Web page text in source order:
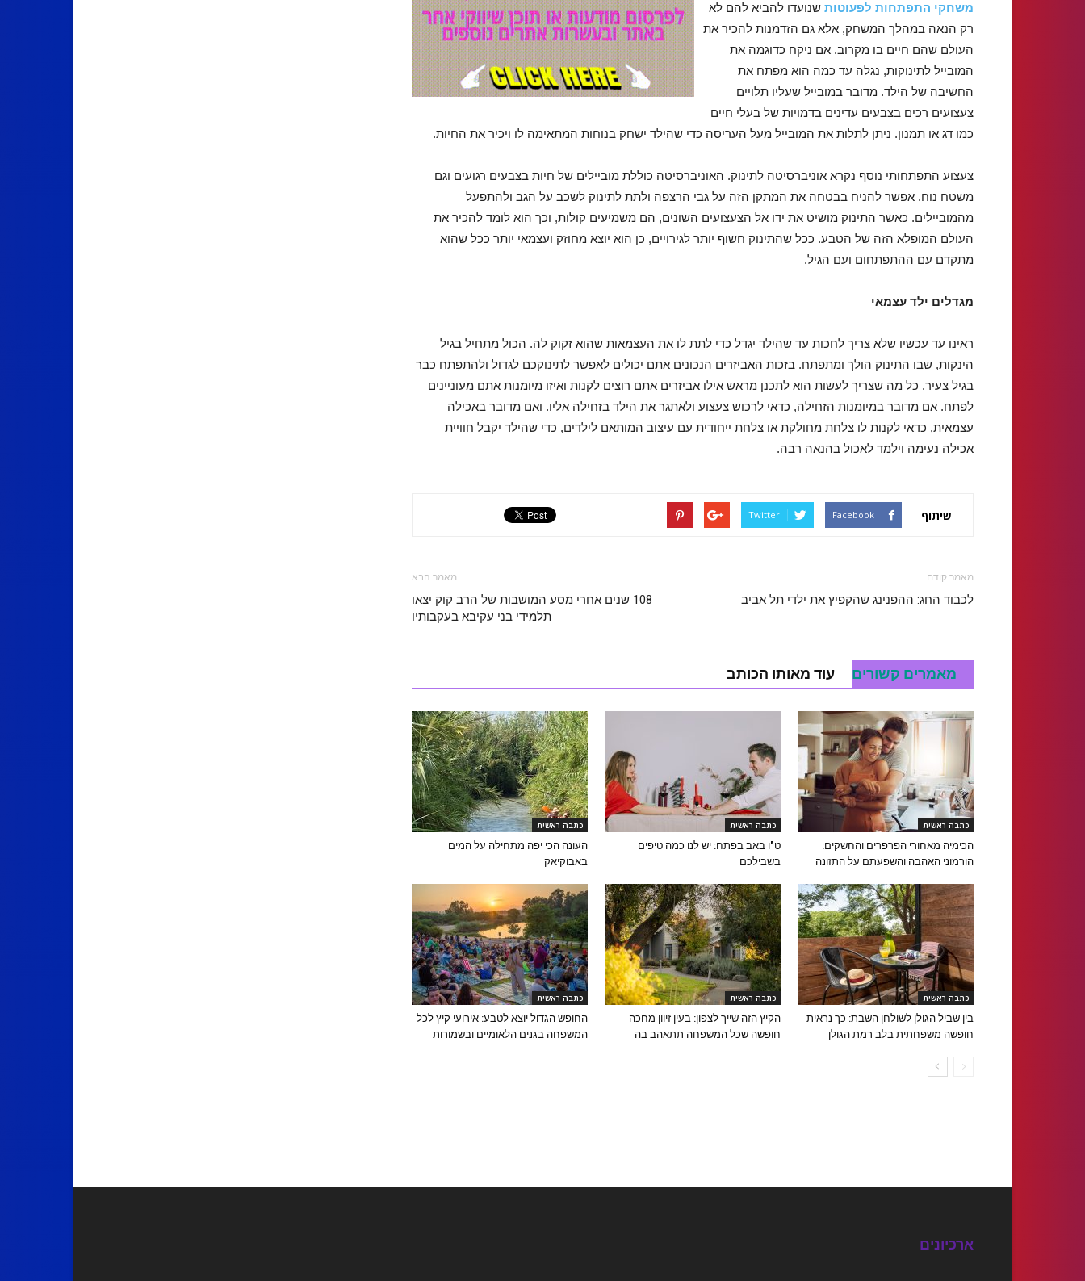
משחקי התפתחות לפעוטות שנועדו להביא להם לא
רק הנאה במהלך המשחק, אלא גם הזדמנות להכיר את
העולם שהם חיים בו מקרוב. אם ניקח כדוגמה את
המובייל לתינוקות, נגלה עד כמה הוא מפתח את
החשיבה של הילד. מדובר במובייל שעליו תלויים
צעצועים רכים בצבעים עדינים בדמויות של בעלי חיים
כמו דג או תמנון. ניתן לתלות את המובייל מעל העריסה כדי שהילד ישחק בנוחות המתאימה לו ויכיר את החיות.
צעצוע התפתחותי נוסף נקרא אוניברסיטה לתינוק. האוניברסיטה כוללת מוביילים של חיות בצבעים רגועים וגם
משטח נוח. אפשר להניח בבטחה את המתקן הזה על גבי הרצפה ולתת לתינוק לשכב על הגב ולהתפעל
מהמוביילים. כאשר התינוק מושיט את ידו אל הצעצועים השונים, הם משמיעים קולות, וכך הוא לומד להכיר את
העולם המופלא הזה של הטבע. ככל שהתינוק חשוף יותר לגירויים, כן הוא יוצא מחוזק ועצמאי יותר ככל שהוא
מתקדם עם ההתפתחום ועם הגיל.
מגדלים ילד עצמאי
ראינו עד עכשיו שלא צריך לחכות עד שהילד יגדל כדי לתת לו את העצמאות שהוא זקוק לה. הכול מתחיל בגיל
הינקות, שבו התינוק הולך ומתפתח. בזכות האביזרים הנכונים אתם יכולים לאפשר לתינוקכם לגדול ולהתפתח כבר
בגיל צעיר. כל מה שצריך לעשות הוא לתכנן מראש אילו אביזרים אתם רוצים לקנות ואיזו מיומנות אתם מעוניינים
לפתח. אם מדובר במיומנות הזחילה, כדאי לרכוש צעצוע ולאתגר את הילד בזחילה אליו. ואם מדובר באכילה
עצמאית, כדאי לקנות לו צלחת מחולקת או צלחת ייחודית עם עיצוב המותאם לילדים, כדי שהילד יקבל חוויית
אכילה נעימה וילמד לאכול בהנאה רבה.
שיתוף Facebook
Twitter
מאמר קודם
לכבוד החג: ההפנינג שהקפיץ את ילדי תל אביב
מאמר הבא
108 שנים אחרי מסע המושבות של הרב קוק יצאו
תלמידי בני עקיבא בעקבותיו
מאמרים קשורים עוד מאותו הכותב
כתבה ראשית
הכימיה מאחורי הפרפרים והחשקים:
הורמוני האהבה והשפעתם על התזונה
כתבה ראשית
ט"ו באב בפתח: יש לנו כמה טיפים
בשבילכם
כתבה ראשית
העונה הכי יפה מתחילה על המים
באבוקיאק
כתבה ראשית
בין שביל הגולן לשולחן השבת: כך נראית
חופשה משפחתית בלב רמת הגולן
כתבה ראשית
הקיץ הזה שייך לצפון: בעין זיוון מחכה
חופשה שכל המשפחה תתאהב בה
כתבה ראשית
החופש הגדול יוצא לטבע: אירועי קיץ לכל
המשפחה בגנים הלאומיים ובשמורות
ארכיונים